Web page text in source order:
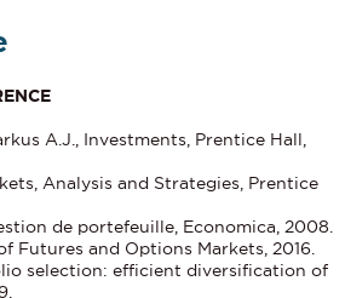
A.J., Investments, Prentice Hall,
Analysis and Strategies, Prentice
de portefeuille, Economica, 2008.
Futures and Options Markets, 2016.
selection: efficient diversification of